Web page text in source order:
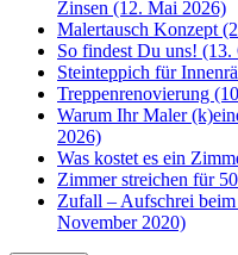
Zinsen (12. Mai 2026)
Malertausch Konzept
So findest Du uns!
Steinteppich für
Treppenrenovierung
Warum Ihr Maler
2026)
Was kostet es ein
Zimmer streichen für
Zufall – Aufschrei
November 2020)